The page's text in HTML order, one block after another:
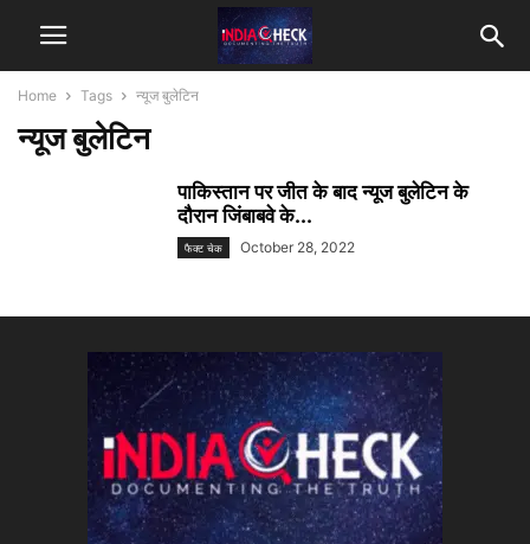
Home Tags न्यूज बुलेटिन
न्यूज बुलेटिन
पाकिस्तान पर जीत के बाद न्यूज बुलेटिन के
दौरान जिंबाबवे के...
फैक्ट चेक October 28, 2022